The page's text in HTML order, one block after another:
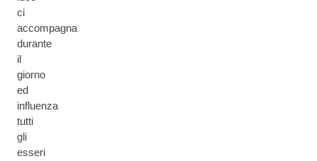
ci
accompagna
durante
il
giorno
ed
influenza
tutti
gli
esseri